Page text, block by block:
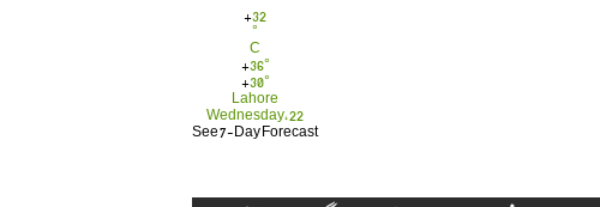
+32
°
C
+36°
+30°
Lahore
Wednesday, 22
See 7-Day Forecast